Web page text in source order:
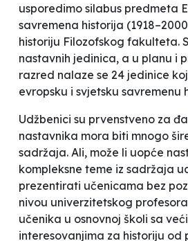
usporedimo silabus predmeta
savremena historija
historiju Filozofskog fakulteta.
nastavnih jedinica, a u planu i
razred nalaze se 24 jedinice
evropsku i svjetsku savremenu
Udžbenici su prvenstveno za
nastavnika mora biti mnogo
sadržaja. Ali, može li uopće
kompleksne teme iz sadržaja
prezentirati učenicama bez
nivou univerzitetskog
učenika u osnovnoj školi sa
interesovanjima za historiju od